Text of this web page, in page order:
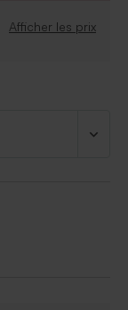
de
Afficher les prix